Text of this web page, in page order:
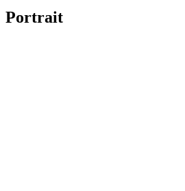
Portrait